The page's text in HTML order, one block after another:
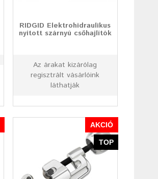
RIDGID Elektrohidraulikus
nyitott szárnyú csőhajlítók
Az árakat kizárólag
regisztrált vásárlóink
láthatják
AKCIÓ
TOP